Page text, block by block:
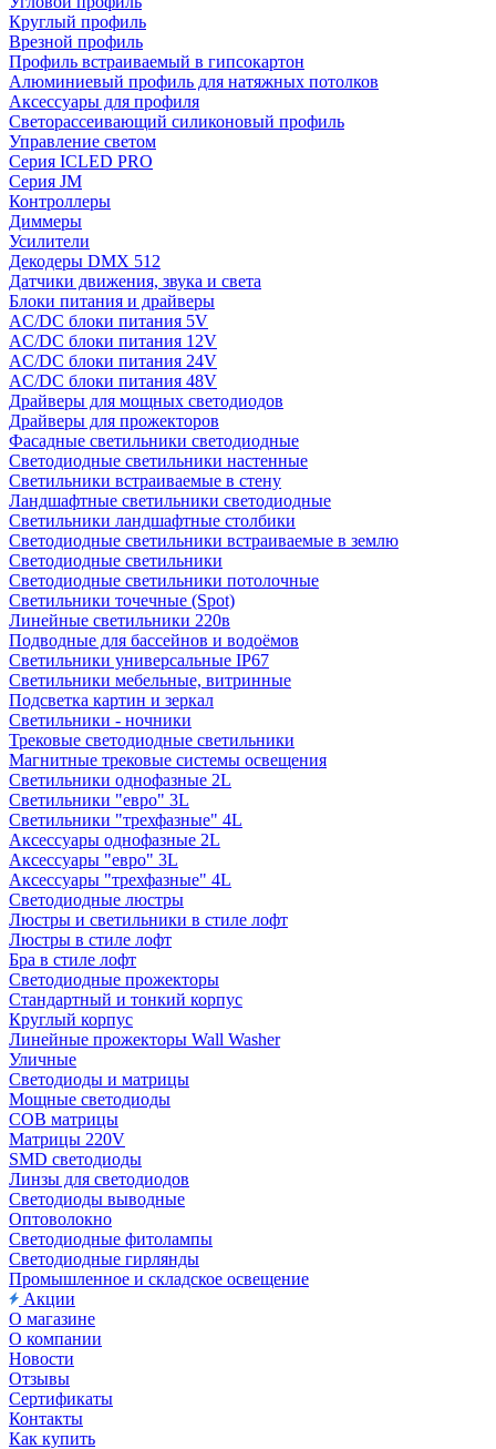
Круглый профиль
Врезной профиль
Профиль встраиваемый в гипсокартон
Алюминиевый профиль для натяжных потолков
Аксессуары для профиля
Светорассеивающий силиконовый профиль
Управление светом
Серия ICLED PRO
Серия JM
Контроллеры
Диммеры
Усилители
Декодеры DMX 512
Датчики движения, звука и света
Блоки питания и драйверы
AC/DC блоки питания 5V
AC/DC блоки питания 12V
AC/DC блоки питания 24V
AC/DC блоки питания 48V
Драйверы для мощных светодиодов
Драйверы для прожекторов
Фасадные светильники светодиодные
Светодиодные светильники настенные
Светильники встраиваемые в стену
Ландшафтные светильники светодиодные
Светильники ландшафтные столбики
Светодиодные светильники встраиваемые в землю
Светодиодные светильники
Светодиодные светильники потолочные
Светильники точечные (Spot)
Линейные светильники 220в
Подводные для бассейнов и водоёмов
Светильники универсальные IP67
Светильники мебельные, витринные
Подсветка картин и зеркал
Светильники - ночники
Трековые светодиодные светильники
Магнитные трековые системы освещения
Светильники однофазные 2L
Светильники "евро" 3L
Светильники "трехфазные" 4L
Аксессуары однофазные 2L
Аксессуары "евро" 3L
Аксессуары "трехфазные" 4L
Светодиодные люстры
Люстры и светильники в стиле лофт
Люстры в стиле лофт
Бра в стиле лофт
Светодиодные прожекторы
Стандартный и тонкий корпус
Круглый корпус
Линейные прожекторы Wall Washer
Уличные
Светодиоды и матрицы
Мощные светодиоды
COB матрицы
Матрицы 220V
SMD светодиоды
Линзы для светодиодов
Светодиоды выводные
Оптоволокно
Светодиодные фитолампы
Светодиодные гирлянды
Промышленное и складское освещение
Акции
О магазине
О компании
Новости
Отзывы
Сертификаты
Контакты
Как купить